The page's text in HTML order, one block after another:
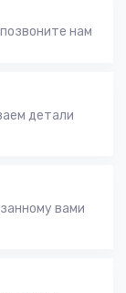
нам
детали
вами